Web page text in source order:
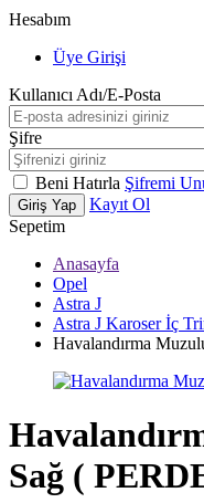
Hesabım
Üye Girişi
Kullanıcı Adı/E-Posta
Şifre
Beni Hatırla Şifremi
Giriş Yap
Kayıt Ol
Sepetim
Anasayfa
Opel
Astra J
Astra J Karoser İç
Havalandırma
Sağ (